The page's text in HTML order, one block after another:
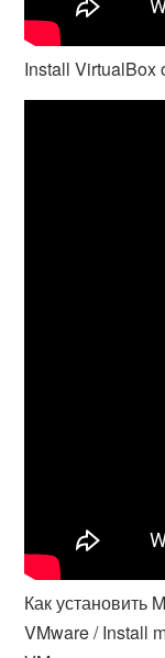
Install VirtualBox
Как установить
VMware / Install